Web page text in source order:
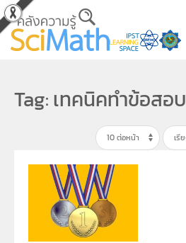
Skip to main content
Tag: เทคนิคทำข้อสอบ